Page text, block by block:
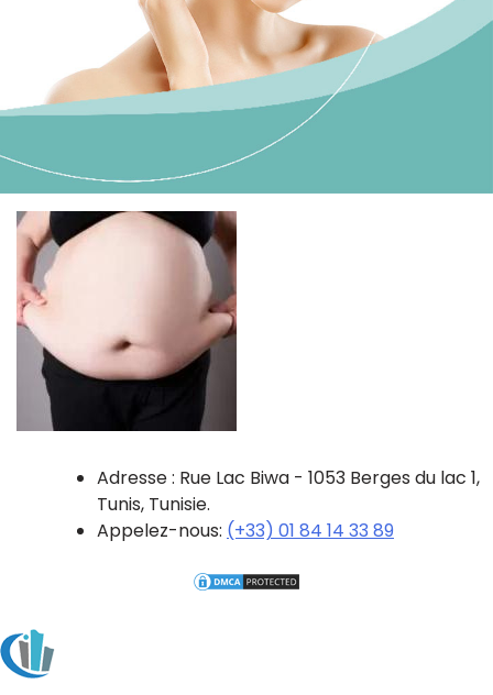
Adresse : Rue Lac Biwa - 1053 Berges du lac 1,
Tunis, Tunisie.
Appelez-nous: (+33) 01 84 14 33 89